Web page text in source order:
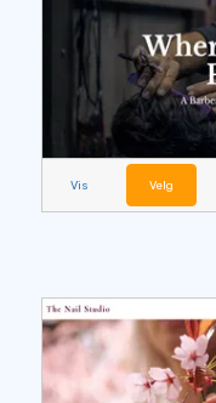
Vis Velg